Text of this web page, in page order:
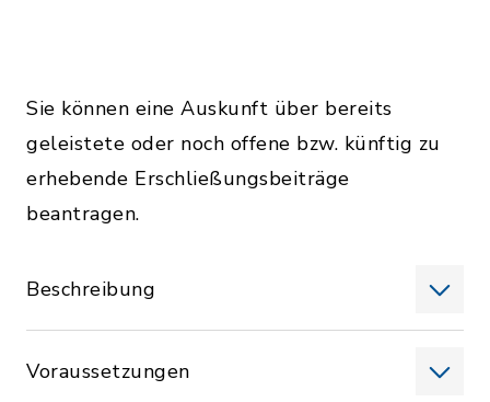
Sie können eine Auskunft über bereits
geleistete oder noch offene bzw. künftig zu
erhebende Erschließungsbeiträge
beantragen.
Beschreibung
Voraussetzungen